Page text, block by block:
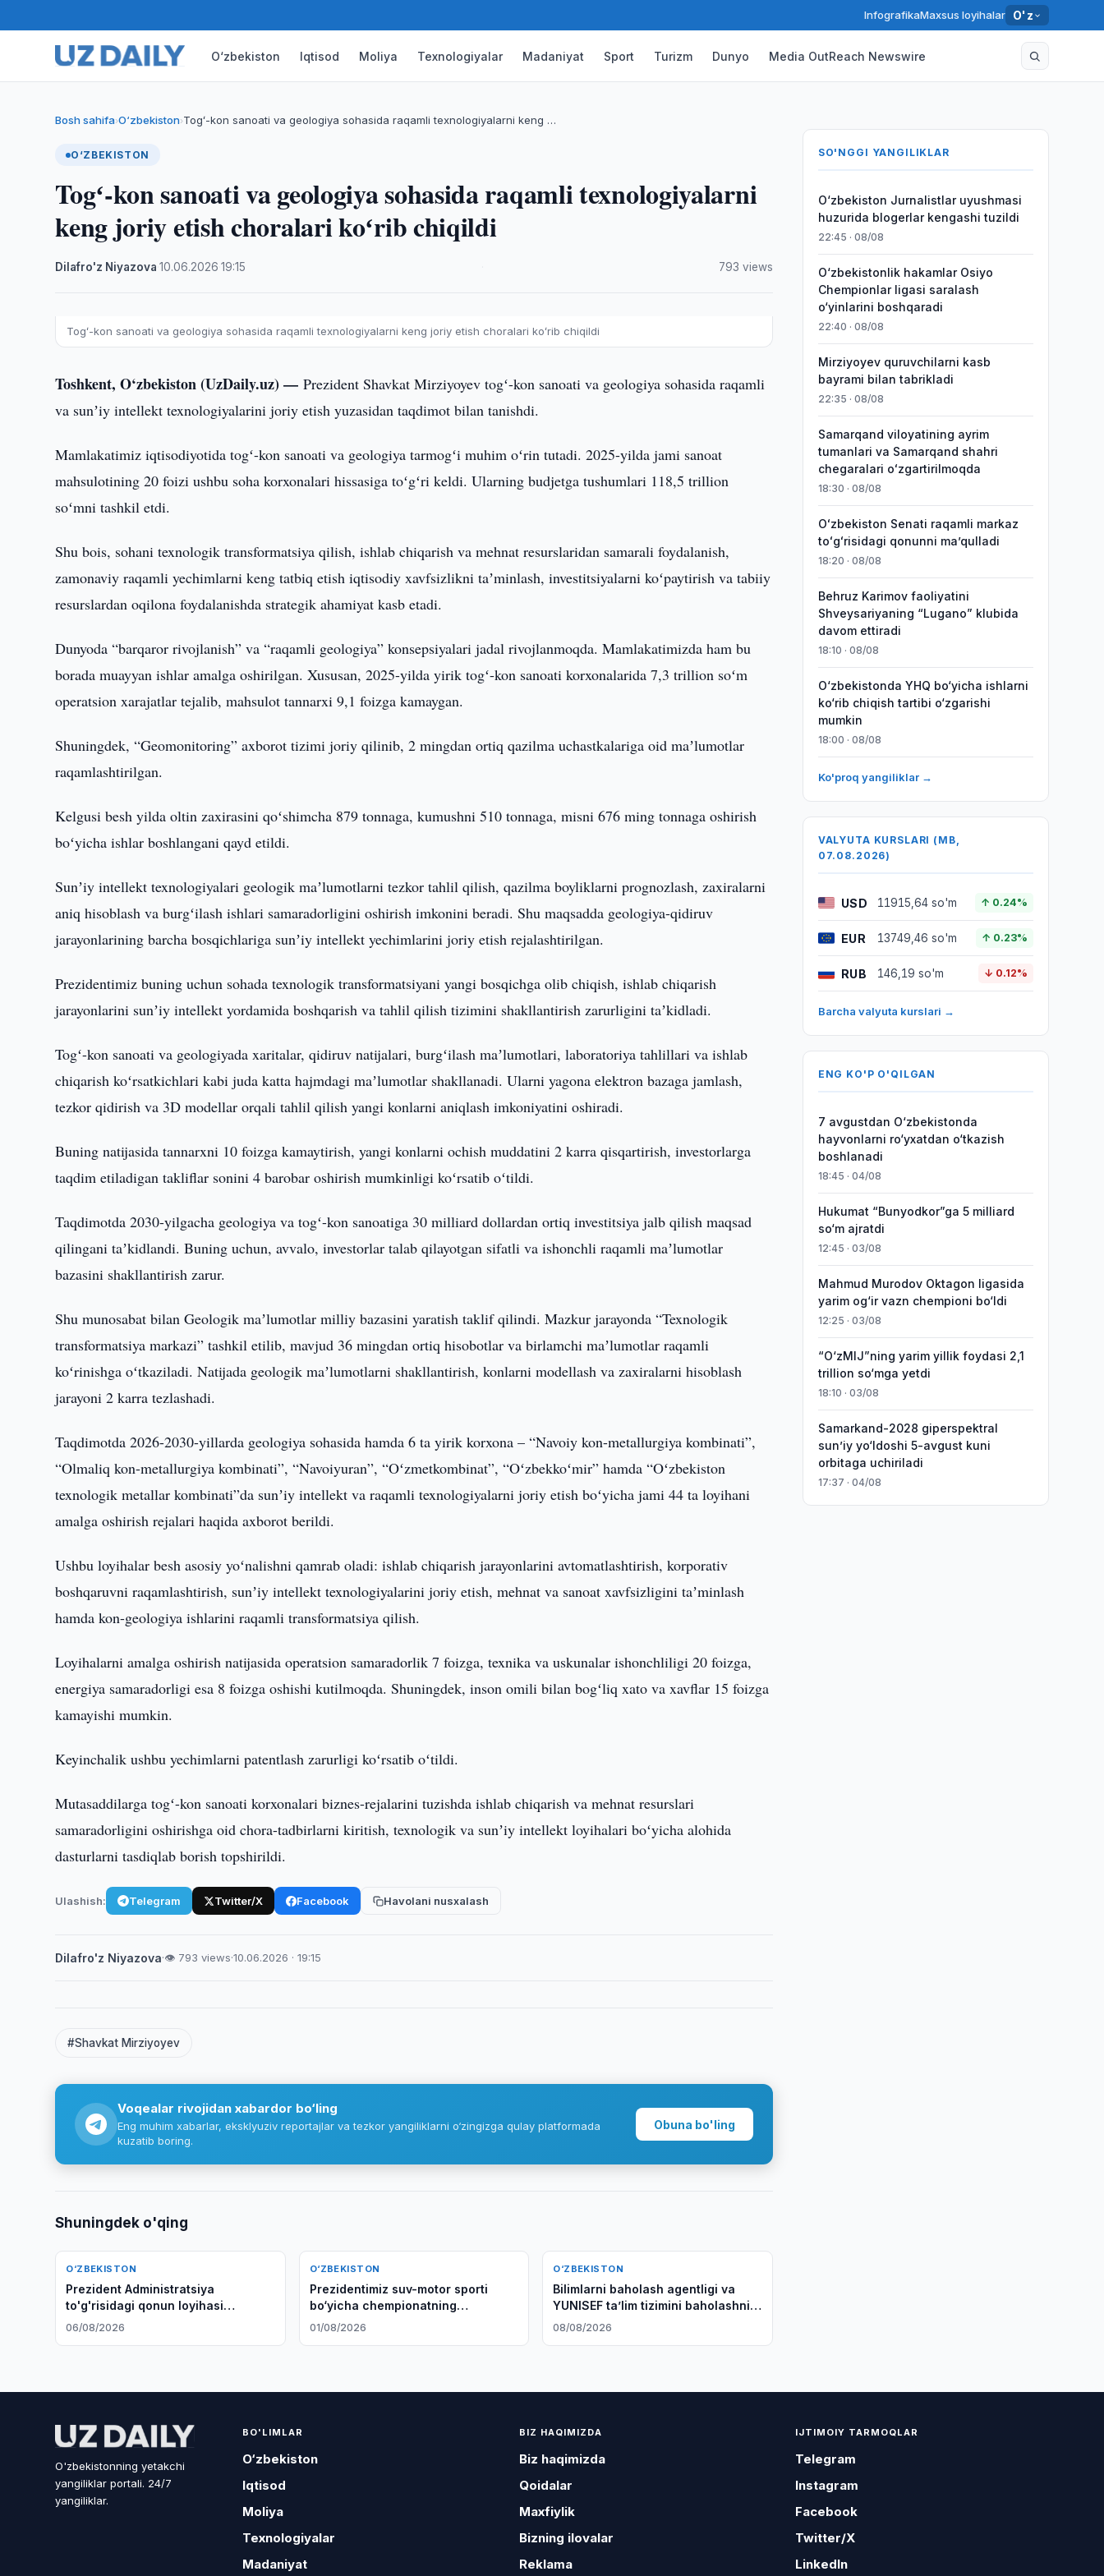
InfografikaMaxsus loyihalar O'z
O‘zbekiston Iqtisod Moliya Texnologiyalar Madaniyat Sport Turizm Dunyo Media OutReach Newswire
Bosh sahifa›O‘zbekiston›Togʻ-kon sanoati va geologiya sohasida raqamli texnologiyalarni keng …
O‘ZBEKISTON
Togʻ-kon sanoati va geologiya sohasida raqamli texnologiyalarni
keng joriy etish choralari koʻrib chiqildi
Dilafro'z Niyazova ·10.06.2026 ·19:15 793 views
Togʻ-kon sanoati va geologiya sohasida raqamli texnologiyalarni keng joriy etish choralari koʻrib chiqildi
Toshkent, O‘zbekiston (UzDaily.uz) —Prezident Shavkat Mirziyoyev togʻ-kon sanoati va geologiya sohasida raqamli
va sunʼiy intellekt texnologiyalarini joriy etish yuzasidan taqdimot bilan tanishdi.
Mamlakatimiz iqtisodiyotida togʻ-kon sanoati va geologiya tarmogʻi muhim oʻrin tutadi. 2025-yilda jami sanoat
mahsulotining 20 foizi ushbu soha korxonalari hissasiga toʻgʻri keldi. Ularning budjetga tushumlari 118,5 trillion
soʻmni tashkil etdi.
Shu bois, sohani texnologik transformatsiya qilish, ishlab chiqarish va mehnat resurslaridan samarali foydalanish,
zamonaviy raqamli yechimlarni keng tatbiq etish iqtisodiy xavfsizlikni taʼminlash, investitsiyalarni koʻpaytirish va tabiiy
resurslardan oqilona foydalanishda strategik ahamiyat kasb etadi.
Dunyoda “barqaror rivojlanish” va “raqamli geologiya” konsepsiyalari jadal rivojlanmoqda. Mamlakatimizda ham bu
borada muayyan ishlar amalga oshirilgan. Xususan, 2025-yilda yirik togʻ-kon sanoati korxonalarida 7,3 trillion soʻm
operatsion xarajatlar tejalib, mahsulot tannarxi 9,1 foizga kamaygan.
Shuningdek, “Geomonitoring” axborot tizimi joriy qilinib, 2 mingdan ortiq qazilma uchastkalariga oid maʼlumotlar
raqamlashtirilgan.
Kelgusi besh yilda oltin zaxirasini qoʻshimcha 879 tonnaga, kumushni 510 tonnaga, misni 676 ming tonnaga oshirish
boʻyicha ishlar boshlangani qayd etildi.
Sunʼiy intellekt texnologiyalari geologik maʼlumotlarni tezkor tahlil qilish, qazilma boyliklarni prognozlash, zaxiralarni
aniq hisoblash va burgʻilash ishlari samaradorligini oshirish imkonini beradi. Shu maqsadda geologiya-qidiruv
jarayonlarining barcha bosqichlariga sunʼiy intellekt yechimlarini joriy etish rejalashtirilgan.
Prezidentimiz buning uchun sohada texnologik transformatsiyani yangi bosqichga olib chiqish, ishlab chiqarish
jarayonlarini sunʼiy intellekt yordamida boshqarish va tahlil qilish tizimini shakllantirish zarurligini taʼkidladi.
Togʻ-kon sanoati va geologiyada xaritalar, qidiruv natijalari, burgʻilash maʼlumotlari, laboratoriya tahlillari va ishlab
chiqarish koʻrsatkichlari kabi juda katta hajmdagi maʼlumotlar shakllanadi. Ularni yagona elektron bazaga jamlash,
tezkor qidirish va 3D modellar orqali tahlil qilish yangi konlarni aniqlash imkoniyatini oshiradi.
Buning natijasida tannarxni 10 foizga kamaytirish, yangi konlarni ochish muddatini 2 karra qisqartirish, investorlarga
taqdim etiladigan takliflar sonini 4 barobar oshirish mumkinligi koʻrsatib oʻtildi.
Taqdimotda 2030-yilgacha geologiya va togʻ-kon sanoatiga 30 milliard dollardan ortiq investitsiya jalb qilish maqsad
qilingani taʼkidlandi. Buning uchun, avvalo, investorlar talab qilayotgan sifatli va ishonchli raqamli maʼlumotlar
bazasini shakllantirish zarur.
Shu munosabat bilan Geologik maʼlumotlar milliy bazasini yaratish taklif qilindi. Mazkur jarayonda “Texnologik
transformatsiya markazi” tashkil etilib, mavjud 36 mingdan ortiq hisobotlar va birlamchi maʼlumotlar raqamli
koʻrinishga oʻtkaziladi. Natijada geologik maʼlumotlarni shakllantirish, konlarni modellash va zaxiralarni hisoblash
jarayoni 2 karra tezlashadi.
Taqdimotda 2026-2030-yillarda geologiya sohasida hamda 6 ta yirik korxona – “Navoiy kon-metallurgiya kombinati”,
“Olmaliq kon-metallurgiya kombinati”, “Navoiyuran”, “Oʻzmetkombinat”, “Oʻzbekkoʻmir” hamda “Oʻzbekiston
texnologik metallar kombinati”da sunʼiy intellekt va raqamli texnologiyalarni joriy etish boʻyicha jami 44 ta loyihani
amalga oshirish rejalari haqida axborot berildi.
Ushbu loyihalar besh asosiy yoʻnalishni qamrab oladi: ishlab chiqarish jarayonlarini avtomatlashtirish, korporativ
boshqaruvni raqamlashtirish, sunʼiy intellekt texnologiyalarini joriy etish, mehnat va sanoat xavfsizligini taʼminlash
hamda kon-geologiya ishlarini raqamli transformatsiya qilish.
Loyihalarni amalga oshirish natijasida operatsion samaradorlik 7 foizga, texnika va uskunalar ishonchliligi 20 foizga,
energiya samaradorligi esa 8 foizga oshishi kutilmoqda. Shuningdek, inson omili bilan bogʻliq xato va xavflar 15 foizga
kamayishi mumkin.
Keyinchalik ushbu yechimlarni patentlash zarurligi koʻrsatib oʻtildi.
Mutasaddilarga togʻ-kon sanoati korxonalari biznes-rejalarini tuzishda ishlab chiqarish va mehnat resurslari
samaradorligini oshirishga oid chora-tadbirlarni kiritish, texnologik va sunʼiy intellekt loyihalari boʻyicha alohida
dasturlarni tasdiqlab borish topshirildi.
Ulashish: Telegram Twitter/X Facebook Havolani nusxalash
Dilafro'z Niyazova·👁 793 views·10.06.2026 · 19:15
#Shavkat Mirziyoyev
Voqealar rivojidan xabardor bo‘ling
Eng muhim xabarlar, eksklyuziv reportajlar va tezkor yangiliklarni o‘zingizga qulay platformada
kuzatib boring.
Obuna bo'ling
Shuningdek o'qing
O‘ZBEKISTON
Prezident Administratsiya
to'g'risidagi qonun loyihasi
Senatga yuborildi
06/08/2026
O‘ZBEKISTON
Prezidentimiz suv-motor sporti
bo‘yicha chempionatning
ochilishida ishtirok etdi
01/08/2026
O‘ZBEKISTON
Bilimlarni baholash agentligi va
YUNISEF taʼlim tizimini baholashni
rivojlantirishni muhokama qildi
08/08/2026
SO'NGGI YANGILIKLAR
O‘zbekiston Jurnalistlar uyushmasi
huzurida blogerlar kengashi tuzildi
22:45 · 08/08
O‘zbekistonlik hakamlar Osiyo
Chempionlar ligasi saralash
o‘yinlarini boshqaradi
22:40 · 08/08
Mirziyoyev quruvchilarni kasb
bayrami bilan tabrikladi
22:35 · 08/08
Samarqand viloyatining ayrim
tumanlari va Samarqand shahri
chegaralari oʻzgartirilmoqda
18:30 · 08/08
Oʻzbekiston Senati raqamli markaz
toʻgʻrisidagi qonunni maʼqulladi
18:20 · 08/08
Behruz Karimov faoliyatini
Shveysariyaning “Lugano” klubida
davom ettiradi
18:10 · 08/08
O‘zbekistonda YHQ bo‘yicha ishlarni
ko‘rib chiqish tartibi o‘zgarishi
mumkin
18:00 · 08/08
Ko'proq yangiliklar →
VALYUTA KURSLARI (MB,
07.08.2026)
USD 11915,64 so'm ↑ 0.24%
EUR 13749,46 so'm ↑ 0.23%
RUB 146,19 so'm ↓ 0.12%
Barcha valyuta kurslari →
ENG KO'P O'QILGAN
7 avgustdan O‘zbekistonda
hayvonlarni ro‘yxatdan o‘tkazish
boshlanadi
18:45 · 04/08
Hukumat “Bunyodkor”ga 5 milliard
so‘m ajratdi
12:45 · 03/08
Mahmud Murodov Oktagon ligasida
yarim og‘ir vazn chempioni bo‘ldi
12:25 · 03/08
“O‘zMIJ”ning yarim yillik foydasi 2,1
trillion so‘mga yetdi
18:10 · 03/08
Samarkand-2028 giperspektral
sun’iy yo‘ldoshi 5-avgust kuni
orbitaga uchiriladi
17:37 · 04/08
O'zbekistonning yetakchi
yangiliklar portali. 24/7
yangiliklar.
BO'LIMLAR
O‘zbekiston
Iqtisod
Moliya
Texnologiyalar
Madaniyat
BIZ HAQIMIZDA
Biz haqimizda
Qoidalar
Maxfiylik
Bizning ilovalar
Reklama
IJTIMOIY TARMOQLAR
Telegram
Instagram
Facebook
Twitter/X
LinkedIn